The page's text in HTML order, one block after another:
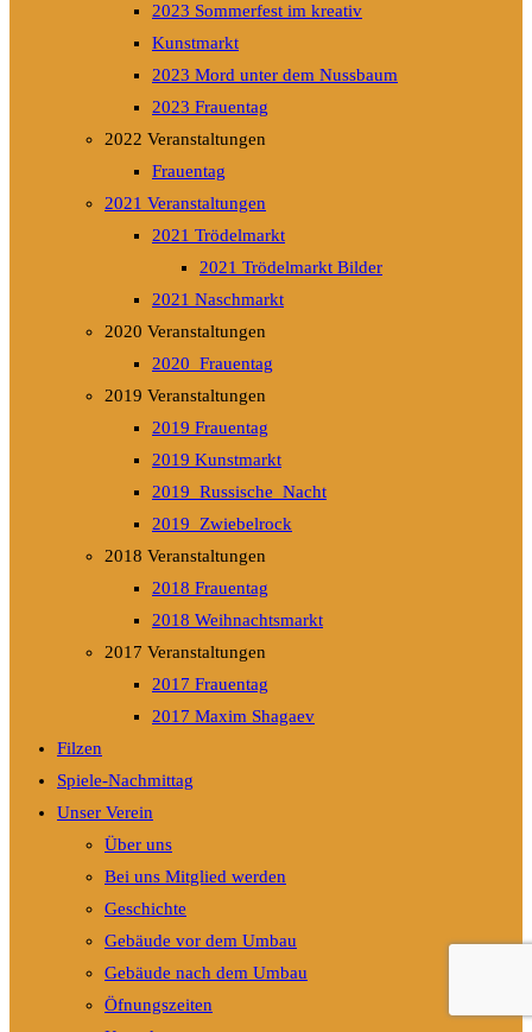
2023 Sommerfest im kreativ
Kunstmarkt
2023 Mord unter dem Nussbaum
2023 Frauentag
2022 Veranstaltungen
Frauentag
2021 Veranstaltungen
2021 Trödelmarkt
2021 Trödelmarkt Bilder
2021 Naschmarkt
2020 Veranstaltungen
2020_Frauentag
2019 Veranstaltungen
2019 Frauentag
2019 Kunstmarkt
2019_Russische_Nacht
2019_Zwiebelrock
2018 Veranstaltungen
2018 Frauentag
2018 Weihnachtsmarkt
2017 Veranstaltungen
2017 Frauentag
2017 Maxim Shagaev
Filzen
Spiele-Nachmittag
Unser Verein
Über uns
Bei uns Mitglied werden
Geschichte
Gebäude vor dem Umbau
Gebäude nach dem Umbau
Öfnungszeiten